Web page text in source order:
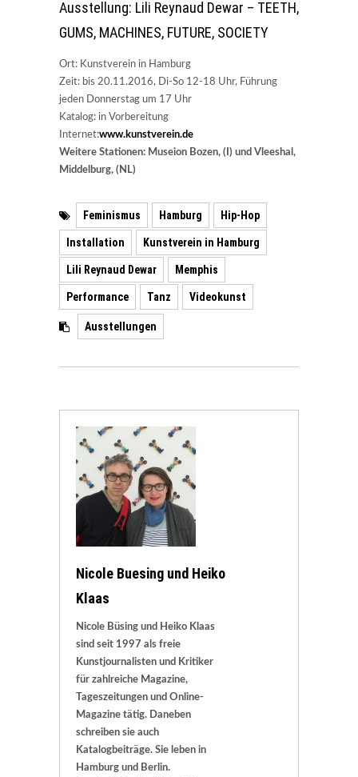
Ausstellung: Lili Reynaud Dewar – TEETH,
GUMS, MACHINES, FUTURE, SOCIETY
Ort: Kunstverein in Hamburg
Zeit: bis 20.11.2016, Di-So 12-18 Uhr, Führung
jeden Donnerstag um 17 Uhr
Katalog: in Vorbereitung
Internet:www.kunstverein.de
Weitere Stationen: Museion Bozen, (I) und Vleeshal,
Middelburg, (NL)
Feminismus Hamburg Hip-Hop
Installation Kunstverein in Hamburg
Lili Reynaud Dewar Memphis
Performance Tanz Videokunst
Ausstellungen
Nicole Buesing und Heiko
Klaas
Nicole Büsing und Heiko Klaas
sind seit 1997 als freie
Kunstjournalisten und Kritiker
für zahlreiche Magazine,
Tageszeitungen und Online-
Magazine tätig. Daneben
schreiben sie auch
Katalogbeiträge. Sie leben in
Hamburg und Berlin.